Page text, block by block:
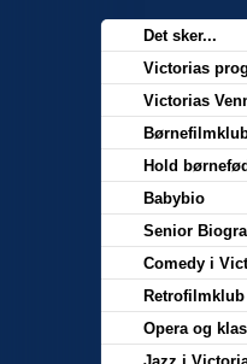
Det sker...
Victorias
Victorias
Hold
Babybio
Senior
Comedy i
Retrofilmklub
Opera og